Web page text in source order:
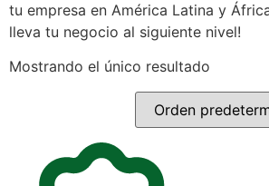
tu empresa en América Latina y
lleva tu negocio al siguiente nivel!
Mostrando el único resultado